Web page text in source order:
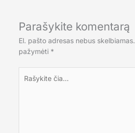
Parašykite komentarą
El. pašto adresas nebus skelbiamas.
pažymėti *
čia...